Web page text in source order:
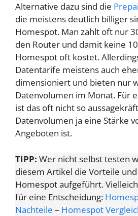
Alternative dazu sind die
die meistens deutlich billiger
Homespot. Man zahlt oft nur
den Router und damit keine
Homespot oft kostet.
Datentarife meistens auch
dimensioniert und bieten nur
Datenvolumen im Monat. Für
ist das oft nicht so
Datenvolumen ja eine Stärke
Angeboten ist.
TIPP: Wer nicht selbst testen
diesem Artikel die Vorteile
Homespot aufgeführt.
für eine Entscheidung:
Nachteile – Homespot